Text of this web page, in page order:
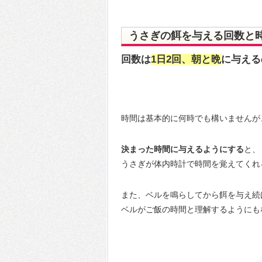
うさぎの餌を与える回数と
回数は1日2回、朝と晩に与え
時間は基本的に何時でも構いませんが
決まった時間に与えるようにすると、
うさぎが体内時計で時間を覚えてく
また、ベルを鳴らしてから餌を与え
ベルがご飯の時間と理解するように